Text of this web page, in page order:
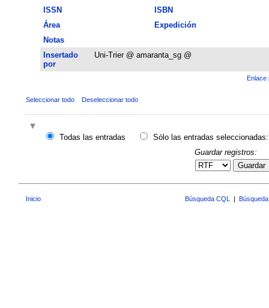
ISSN
ISBN
Área
Expedición
Notas
Insertado
por
Uni-Trier @ amaranta_sg @
Enlace
Seleccionar todo Deseleccionar todo
Todas las entradas
Sólo las entradas seleccionadas:
Guardar registros:
Guardar
Inicio Búsqueda CQL